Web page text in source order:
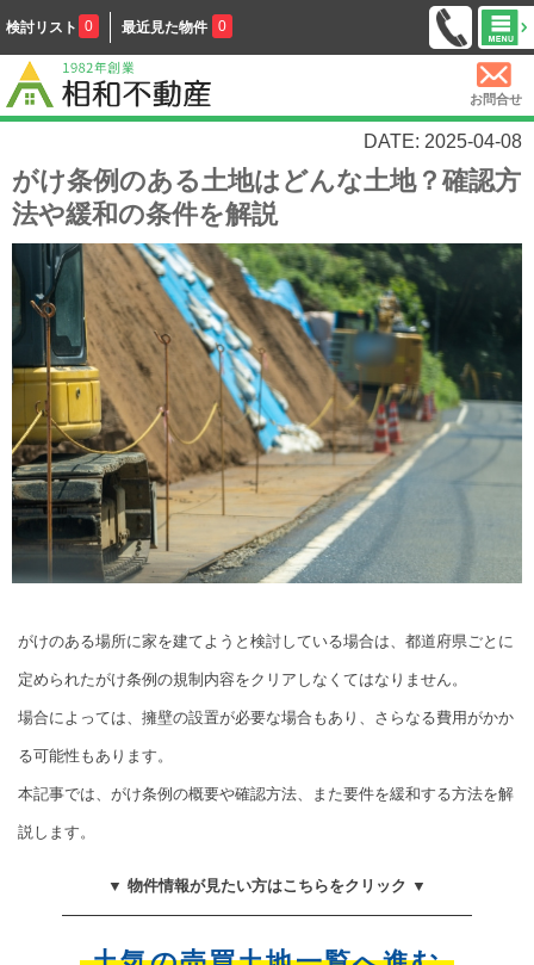
検討リスト 0 最近見た物件 0
お問合せ
DATE: 2025-04-08
がけ条例のある土地はどんな土地？確認方
法や緩和の条件を解説
がけのある場所に家を建てようと検討している場合は、都道府県ごとに
定められたがけ条例の規制内容をクリアしなくてはなりません。
場合によっては、擁壁の設置が必要な場合もあり、さらなる費用がかか
る可能性もあります。
本記事では、がけ条例の概要や確認方法、また要件を緩和する方法を解
説します。
▼ 物件情報が見たい方はこちらをクリック ▼